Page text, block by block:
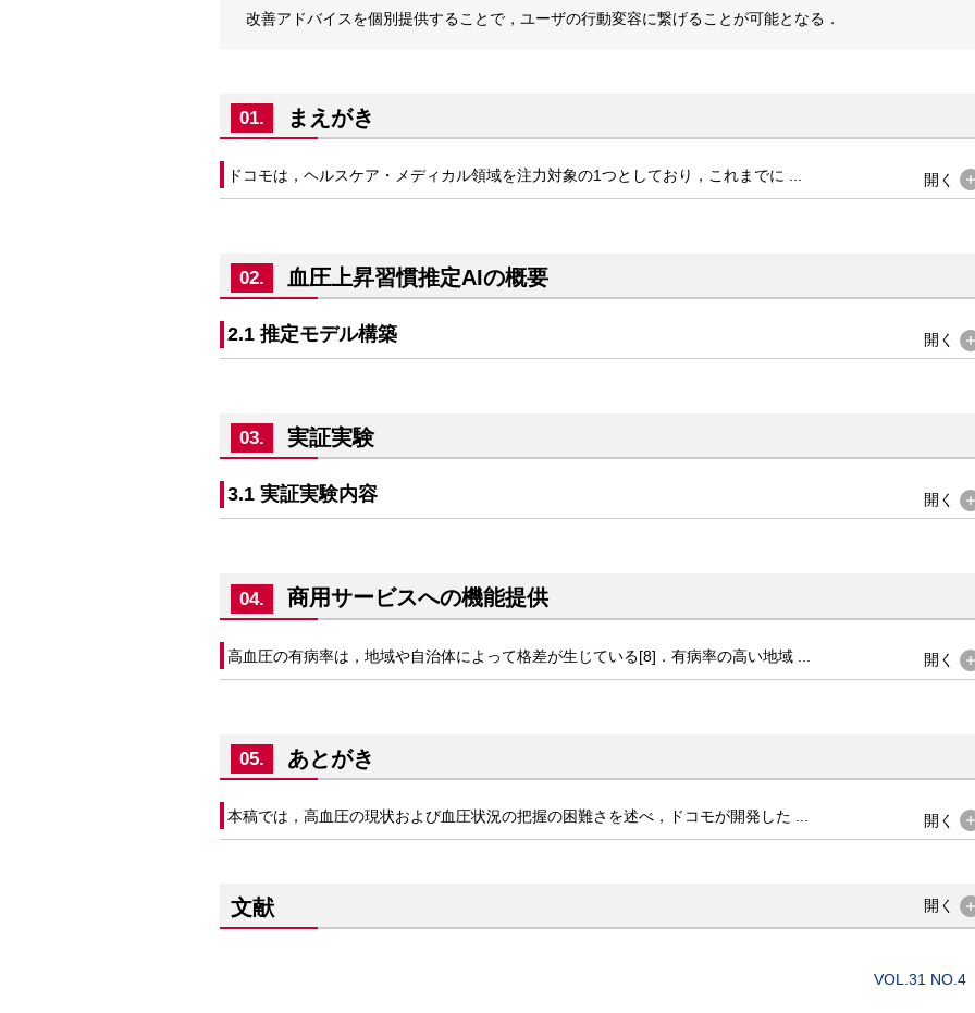
改善アドバイスを個別提供することで，ユーザの行動変容に繋げることが可能となる．
01. まえがき
ドコモは，ヘルスケア・メディカル領域を注力対象の1つとしており，これまでに ... 開く
02. 血圧上昇習慣推定AIの概要
2.1 推定モデル構築 開く
03. 実証実験
3.1 実証実験内容 開く
04. 商用サービスへの機能提供
高血圧の有病率は，地域や自治体によって格差が生じている[8]．有病率の高い地域 ... 開く
05. あとがき
本稿では，高血圧の現状および血圧状況の把握の困難さを述べ，ドコモが開発した ... 開く
文献 開く
VOL.31 NO.4